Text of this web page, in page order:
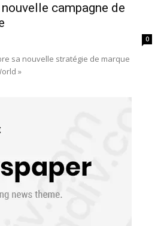
campagne de
0
sa nouvelle stratégie de marque
»